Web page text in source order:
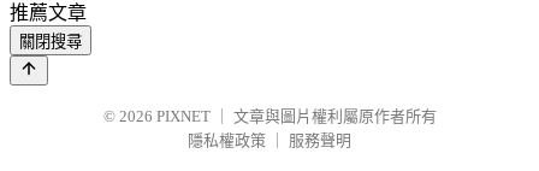
推薦文章
關閉搜尋
© 2026 PIXNET
文章與圖片權利屬原作者所有
隱私權政策
服務聲明